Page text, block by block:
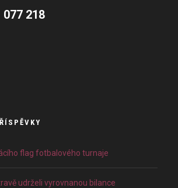
077 218
flag fotbalového turnaje
udrželi vyrovnanou bilance